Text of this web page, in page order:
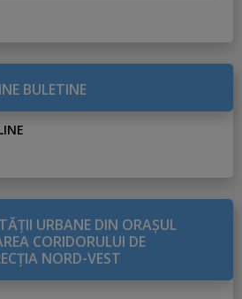
BULETINE
URBANE DIN ORAŞUL
CORIDORULUI DE
NORD-VEST